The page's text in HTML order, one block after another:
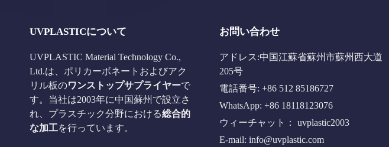
UVPLASTICについて
UVPLASTIC Material Technology Co.,
Ltd.は、ポリカーボネートおよびアク
リル板のワンストップサプライヤーで
す。当社は2003年に中国蘇州で設立さ
れ、プラスチック分野における総合的
な加工を行っています。
お問い合わせ
アドレス:中国江蘇省蘇州市蘇州西大道
205号
電話番号: +86 512 85186727
WhatsApp: +86 18118123076
ウィーチャット： uvplastic2003
E-mail: info@uvplastic.com